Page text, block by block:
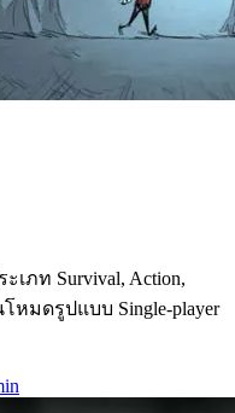
เภท Survival, Action,
โหมดรูปแบบ Single-player